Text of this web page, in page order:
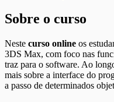
Sobre o curso
Neste curso online os
3DS Max, com foco nas
traz para o software. Ao
mais sobre a interface do
a passo de determinados